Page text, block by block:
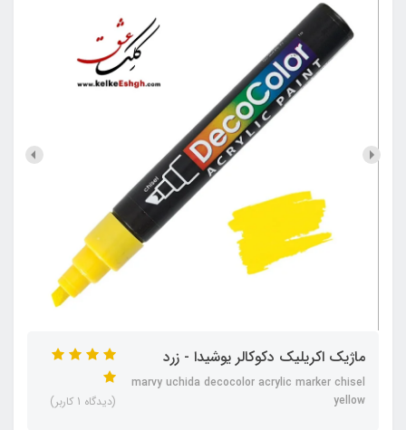
ماژیک اکریلیک دکوکالر یوشیدا - زرد
marvy uchida decocolor acrylic marker chisel
yellow
(دیدگاه 1 کاربر)